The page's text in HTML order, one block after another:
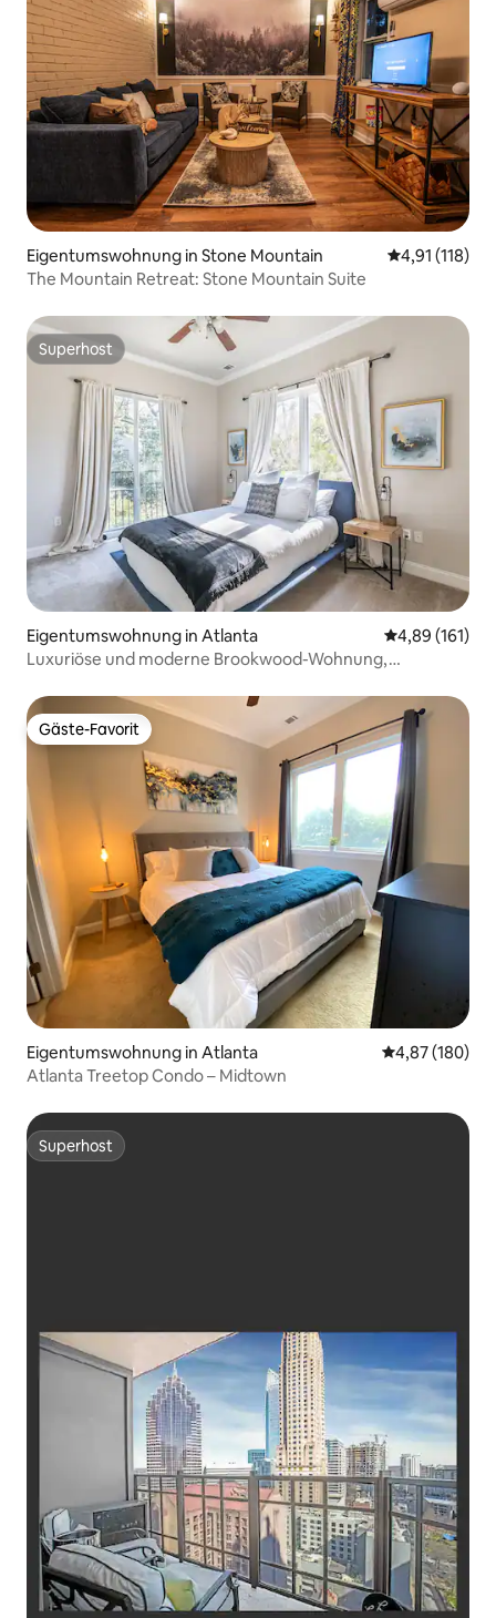
Eigentumswohnung in Stone Mountain
4,91 (118)
The Mountain Retreat: Stone Mountain Suite
Superhost
Superhost
Eigentumswohnung in Atlanta
4,89 (161)
Luxuriöse und moderne Brookwood-Wohnung,
Gäste-Favorit
Gäste-Favorit
Eigentumswohnung in Atlanta
4,87 (180)
Atlanta Treetop Condo – Midtown
Superhost
Superhost